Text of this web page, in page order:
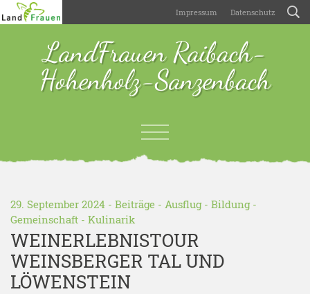
Impressum Datenschutz
LandFrauen Raibach-
Hohenholz-Sanzenbach
29. September 2024 - Beiträge - Ausflug- Bildung-
Gemeinschaft - Kulinarik
WEINERLEBNISTOUR
WEINSBERGER TAL UND
LÖWENSTEIN